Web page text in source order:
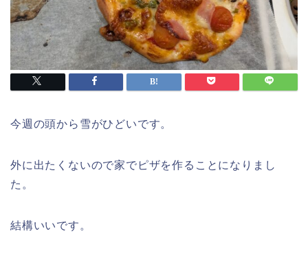
今週の頭から雪がひどいです。
外に出たくないので家でピザを作ることになりまし
た。
結構いいです。